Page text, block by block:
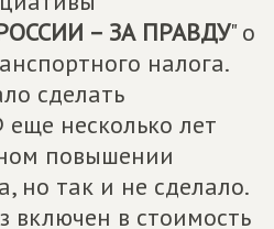
– ЗА ПРАВДУ" о
налога.
сделать
несколько лет
повышении
но так и не сделало.
включен в стоимость